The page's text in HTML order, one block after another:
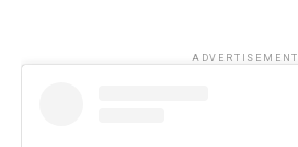
ADVERTISEMENT